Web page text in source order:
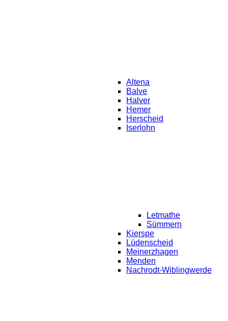
Altena
Balve
Halver
Hemer
Herscheid
Iserlohn
Letmathe
Sümmern
Kierspe
Lüdenscheid
Meinerzhagen
Menden
Nachrodt-Wiblingwerde